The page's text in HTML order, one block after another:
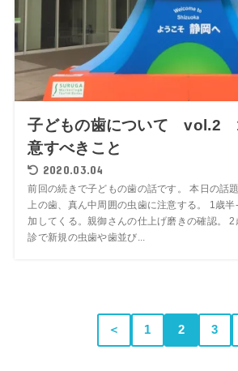
子どもの歯について vol.2
意すべきこと
2020.03.04
前回の続きで子どもの歯の話です。 本日の話
上の歯、真ん中周囲の虫歯に注意する。 1歳
加してくる。親御さんの仕上げ磨きの確認
診で新規の虫歯や歯並び...
＜ 1 2 3